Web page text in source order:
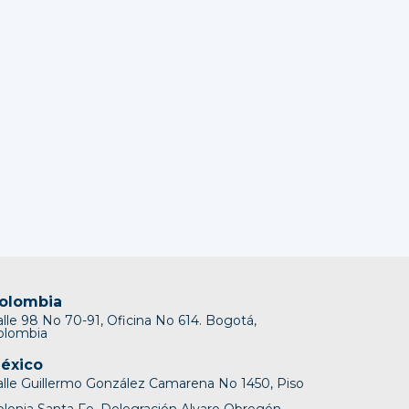
98 No 70-91, Oficina No 614. Bogotá,
Guillermo González Camarena No 1450, Piso